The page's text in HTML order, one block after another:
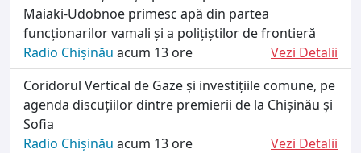
Maiaki-Udobnoe primesc apă din partea
funcționarilor vamali și a polițiștilor de frontieră
Radio Chișinău acum 13 ore
Vezi Detalii
Coridorul Vertical de Gaze și investițiile comune, pe
agenda discuțiilor dintre premierii de la Chișinău și
Sofia
Radio Chișinău acum 13 ore
Vezi Detalii